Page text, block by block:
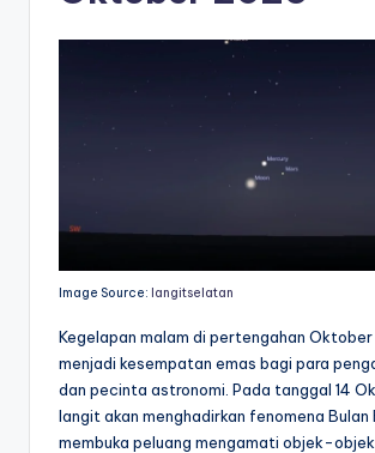
Image Source: langitselatan
Kegelapan malam di pertengahan
menjadi kesempatan emas bagi para
dan pecinta astronomi. Pada tanggal 14
langit akan menghadirkan fenomena Bulan
membuka peluang mengamati objek-